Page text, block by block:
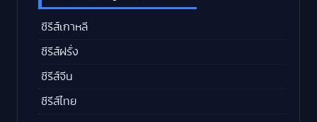
ซีรีส์เกาหลี
ซีรีส์ฝรั่ง
ซีรีส์จีน
ซีรีส์ไทย